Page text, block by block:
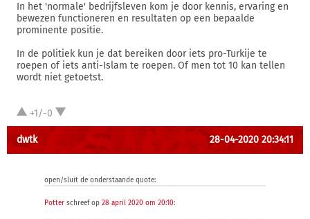
In het 'normale' bedrijfsleven kom je door kennis, ervaring en
bewezen functioneren en resultaten op een bepaalde
prominente positie.
In de politiek kun je dat bereiken door iets pro-Turkije te
roepen of iets anti-Islam te roepen. Of men tot 10 kan tellen
wordt niet getoetst.
+1/-0
dwtk 28-04-2020 20:34:11
open/sluit de onderstaande quote:
Potter schreef op 28 april 2020 om 20:10: